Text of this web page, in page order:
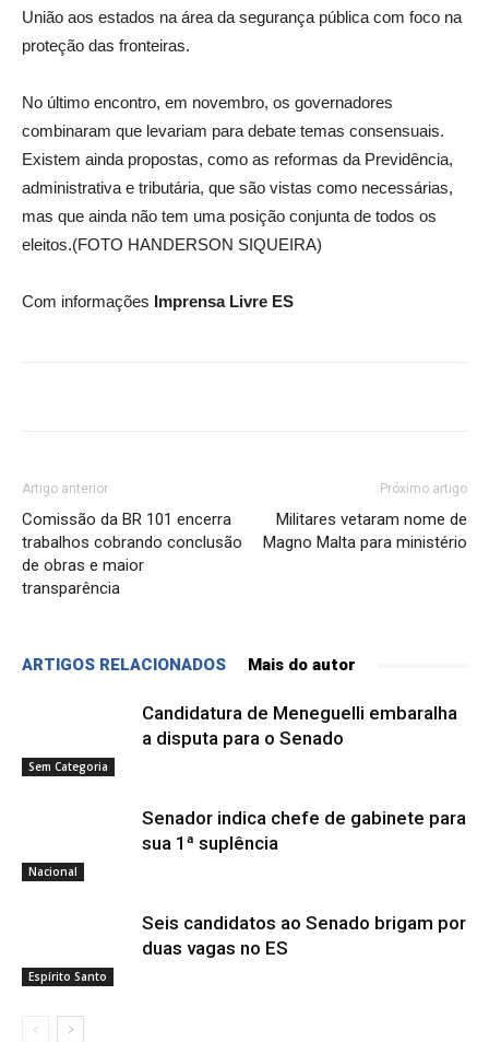
União aos estados na área da segurança pública com foco na
proteção das fronteiras.
No último encontro, em novembro, os governadores
combinaram que levariam para debate temas consensuais.
Existem ainda propostas, como as reformas da Previdência,
administrativa e tributária, que são vistas como necessárias,
mas que ainda não tem uma posição conjunta de todos os
eleitos.(FOTO HANDERSON SIQUEIRA)
Com informações Imprensa Livre ES
Artigo anterior
Comissão da BR 101 encerra
trabalhos cobrando conclusão
de obras e maior
transparência
Próximo artigo
Militares vetaram nome de
Magno Malta para ministério
ARTIGOS RELACIONADOS Mais do autor
Sem Categoria
Candidatura de Meneguelli embaralha
a disputa para o Senado
Nacional
Senador indica chefe de gabinete para
sua 1ª suplência
Espírito Santo
Seis candidatos ao Senado brigam por
duas vagas no ES